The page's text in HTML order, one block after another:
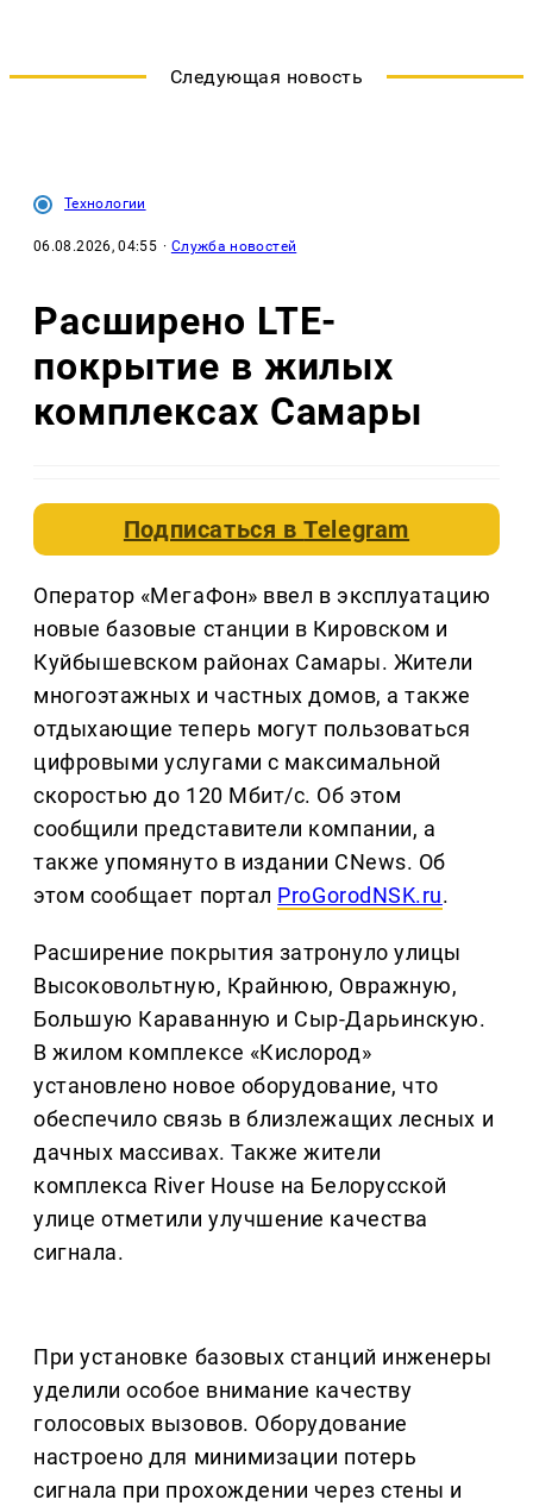
Следующая новость
Технологии
06.08.2026, 04:55 · Служба новостей
Расширено LTE-
покрытие в жилых
комплексах Самары
Подписаться вTelegram
Оператор «МегаФон» ввел в эксплуатацию
новые базовые станции в Кировском и
Куйбышевском районах Самары. Жители
многоэтажных и частных домов, а также
отдыхающие теперь могут пользоваться
цифровыми услугами с максимальной
скоростью до 120 Мбит/с. Об этом
сообщили представители компании, а
также упомянуто в издании CNews. Об
этом сообщает портал ProGorodNSK.ru.
Расширение покрытия затронуло улицы
Высоковольтную, Крайнюю, Овражную,
Большую Караванную и Сыр-Дарьинскую.
В жилом комплексе «Кислород»
установлено новое оборудование, что
обеспечило связь в близлежащих лесных и
дачных массивах. Также жители
комплекса River House на Белорусской
улице отметили улучшение качества
сигнала.
При установке базовых станций инженеры
уделили особое внимание качеству
голосовых вызовов. Оборудование
настроено для минимизации потерь
сигнала при прохождении через стены и